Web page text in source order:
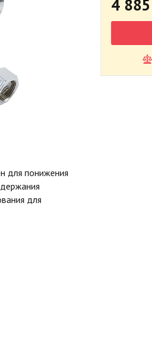
для понижения
для
4 885